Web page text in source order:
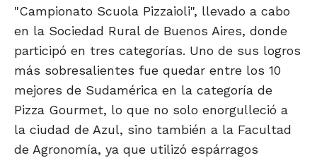
"Campionato Scuola Pizzaioli", llevado a cabo
en la Sociedad Rural de Buenos Aires, donde
participó en tres categorías. Uno de sus logros
más sobresalientes fue quedar entre los 10
mejores de Sudamérica en la categoría de
Pizza Gourmet, lo que no solo enorgulleció a
la ciudad de Azul, sino también a la Facultad
de Agronomía, ya que utilizó espárragos